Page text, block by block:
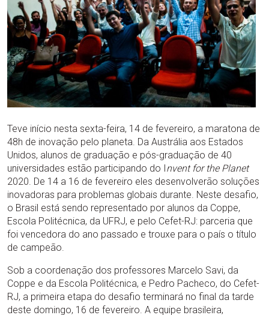
Teve início nesta sexta-feira, 14 de fevereiro, a maratona de
48h de inovação pelo planeta. Da Austrália aos Estados
Unidos, alunos de graduação e pós-graduação de 40
universidades estão participando do Invent for the Planet
2020. De 14 a 16 de fevereiro eles desenvolverão soluções
inovadoras para problemas globais durante. Neste desafio,
o Brasil está sendo representado por alunos da Coppe,
Escola Politécnica, da UFRJ, e pelo Cefet-RJ: parceria que
foi vencedora do ano passado e trouxe para o país o título
de campeão.
Sob a coordenação dos professores Marcelo Savi, da
Coppe e da Escola Politécnica, e Pedro Pacheco, do Cefet-
RJ, a primeira etapa do desafio terminará no final da tarde
deste domingo, 16 de fevereiro. A equipe brasileira,